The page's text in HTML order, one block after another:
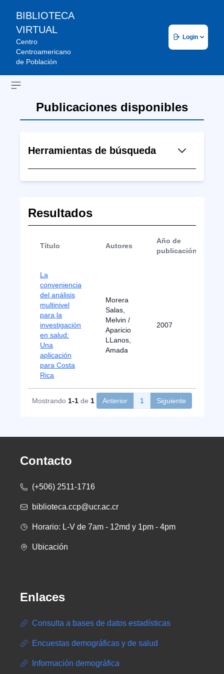
BIBLIOTECA
VIRTUAL
Centro
Centroamericano
de Población
Login
Open sidebar
Publicaciones disponibles
Herramientas de búsqueda
Resultados
Título Autores
Año de
publicación
La
conveniencia
del análisis
multinivel
para la
investigación
en salud:
Una
aplicación
para Costa
Rica
Morera
Salas,
Melvin /
Aparicio
LLanos,
Amada
2007
Mostrando 1-1 de 1 Anterior 1 Siguiente
Contacto
(+506) 2511-1716
biblioteca.ccp@ucr.ac.cr
Horario: L-V de 7am - 12md y 1pm - 4pm
Ubicación
Enlaces
Consulta a bases de datos estadísticas
Encuestas demográficas y de salud
Información demográfica